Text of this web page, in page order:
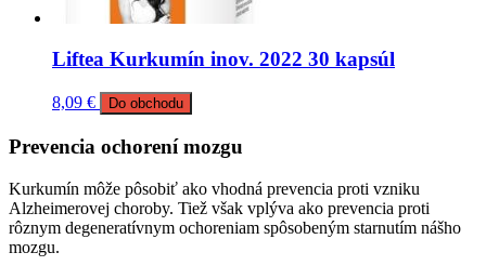
Liftea Kurkumín inov. 2022 30 kapsúl
8,09 € Do obchodu
Prevencia ochorení mozgu
Kurkumín môže pôsobiť ako vhodná prevencia proti vzniku
Alzheimerovej choroby. Tiež však vplýva ako prevencia proti
rôznym degeneratívnym ochoreniam spôsobeným starnutím nášho
mozgu.